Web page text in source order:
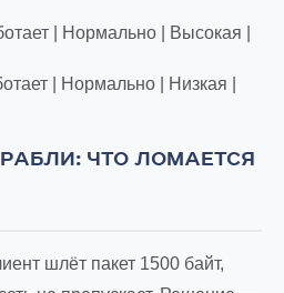
| Нормально | Высокая |
| Нормально | Низкая |
ЧТО ЛОМАЕТСЯ
шлёт пакет 1500 байт,